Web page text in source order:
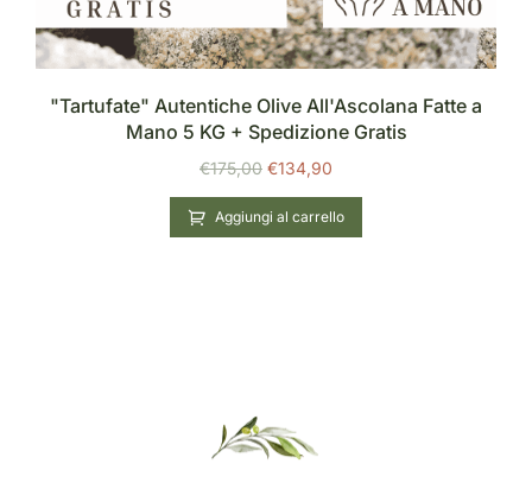
"Tartufate" Autentiche Olive All'Ascolana Fatte a
Mano 5 KG + Spedizione Gratis
€175,00 €134,90
Aggiungi al carrello